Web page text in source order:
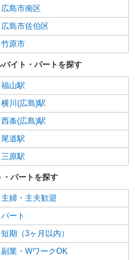
広島市南区
広島市佐伯区
竹原市
イト・パートを探す
福山駅
横川(広島)駅
西条(広島)駅
尾道駅
三原駅
・パートを探す
主婦・主夫歓迎
パート
短期（3ヶ月以内）
副業・WワークOK